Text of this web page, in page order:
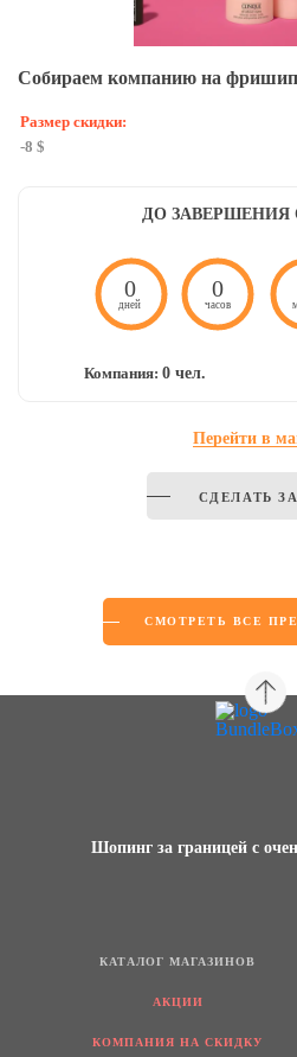
Собираем компанию на фришип
Размер скидки:
-8 $
ДО ЗАВЕРШЕНИЯ
0
дней
0
часов
Компания:0 чел.
Перейти в
СДЕЛАТЬ
СМОТРЕТЬ ВСЕ
Шопинг за границей с
КАТАЛОГ МАГАЗИНОВ
АКЦИИ
КОМПАНИЯ НА СКИДКУ